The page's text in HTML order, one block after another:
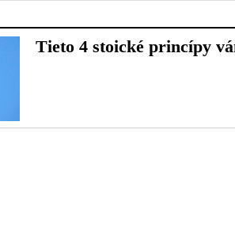
Tieto 4 stoické princípy